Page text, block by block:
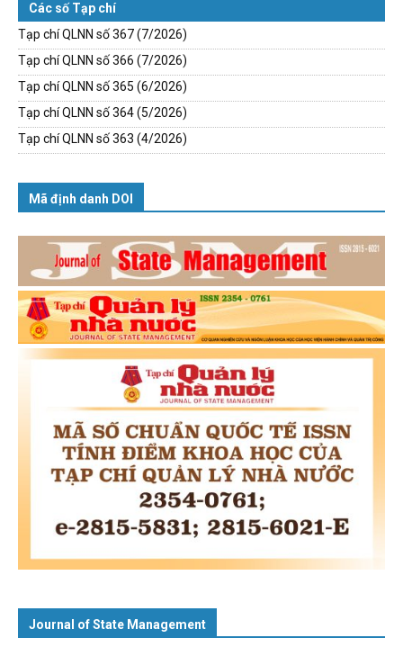
Các số Tạp chí
Tạp chí QLNN số 367 (7/2026)
Tạp chí QLNN số 366 (7/2026)
Tạp chí QLNN số 365 (6/2026)
Tạp chí QLNN số 364 (5/2026)
Tạp chí QLNN số 363 (4/2026)
Mã định danh DOI
Journal of State Management